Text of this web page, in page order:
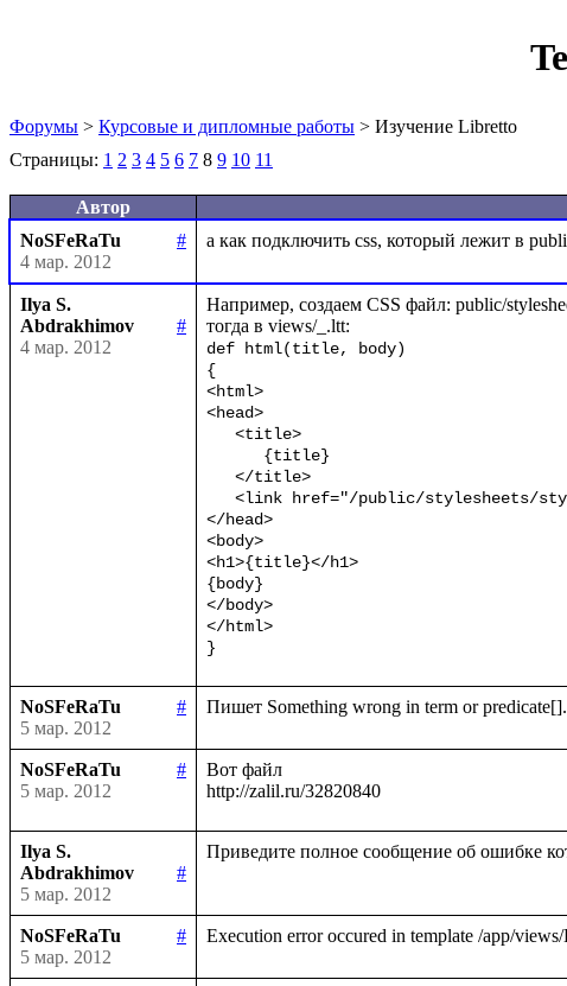
Форумы > Курсовые и дипломные работы > Изучение Libretto
Страницы: 1 2 3 4 5 6 7 8 9 10 11
Автор
NoSFeRaTu
#
4 мар. 2012
Ilya S.
Abdrakhimov
#
4 мар. 2012
Например, создаем CSS файл: public/
def html(title, body)
{
<html>
<head>
</head>
<body>
<h1>{title}</h1>
{body}
</body>
</html>
}
NoSFeRaTu
#
5 мар. 2012
NoSFeRaTu
#
5 мар. 2012
Вот файл
Ilya S.
Abdrakhimov
#
5 мар. 2012
NoSFeRaTu
#
5 мар. 2012